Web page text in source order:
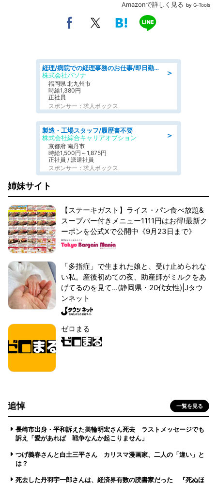
Amazonで詳しく見る by G-Tools
＞
経理/病院での経理事務のお仕事/即日勤務可/車通勤可/経理/一般事務
株式会社パソナ
福岡県 北九州市
時給1,380円
正社員
スポンサー：求人ボックス
＞
製造・工場スタッフ/履歴書不要
株式会社綜合キャリアオプション
京都府 南丹市
時給1,500円～1,875円
正社員 / 派遣社員
スポンサー：求人ボックス
姉妹サイト
【ステーキガスト】ライス・パン食べ放題&
スープバー付きメニュー1111円はお得!最新ク
ーポンを公式Xで公開中《9月23日まで》
「多指症」で生まれた娘と、受け止められな
い私。産後初めての夜、助産師がミルクをあ
げてるのを見て...(静岡県・20代女性)|Jタウ
ンネット
ゼロまる
追悼 一覧を見る
長崎市出身・平和訴えた美輪明宏さん死去 ラストメッセージでも
訴え「愛があれば 戦争なんか起こりません」
つげ義春さんと白土三平さん カリスマ漫画家、二人の「違い」と
は？
死去した丹羽宇一郎さんは、経済界有数の読書家だった 『死ぬほ